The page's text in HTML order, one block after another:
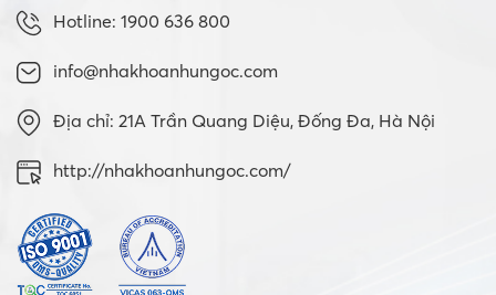
Hotline: 1900 636 800
info@nhakhoanhungoc.com
Địa chỉ: 21A Trần Quang Diệu, Đống Đa, Hà Nội
http://nhakhoanhungoc.com/